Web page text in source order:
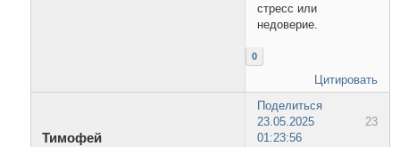
стресс или
недоверие.
0
Цитировать
Поделиться
23
23.05.2025
01:23:56
Тимофей